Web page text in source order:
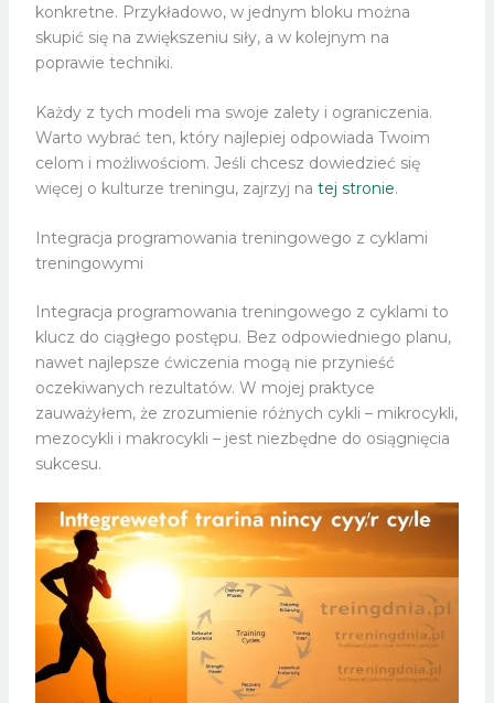
konkretne. Przykładowo, w jednym bloku można
skupić się na zwiększeniu siły, a w kolejnym na
poprawie techniki.
Każdy z tych modeli ma swoje zalety i ograniczenia.
Warto wybrać ten, który najlepiej odpowiada Twoim
celom i możliwościom. Jeśli chcesz dowiedzieć się
więcej o kulturze treningu, zajrzyj na tej stronie.
Integracja programowania treningowego z cyklami
treningowymi
Integracja programowania treningowego z cyklami to
klucz do ciągłego postępu. Bez odpowiedniego planu,
nawet najlepsze ćwiczenia mogą nie przynieść
oczekiwanych rezultatów. W mojej praktyce
zauważyłem, że zrozumienie różnych cykli – mikrocykli,
mezocykli i makrocykli – jest niezbędne do osiągnięcia
sukcesu.